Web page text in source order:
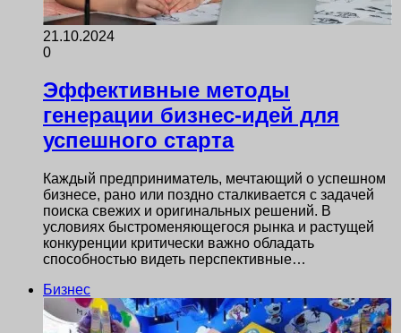
21.10.2024
0
Эффективные методы
генерации бизнес-идей для
успешного старта
Каждый предприниматель, мечтающий о успешном
бизнесе, рано или поздно сталкивается с задачей
поиска свежих и оригинальных решений. В
условиях быстроменяющегося рынка и растущей
конкуренции критически важно обладать
способностью видеть перспективные…
Бизнес